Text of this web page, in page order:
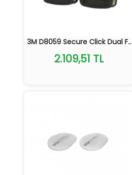
3M D8059 Secure Click Dual F..
2.109,51 TL